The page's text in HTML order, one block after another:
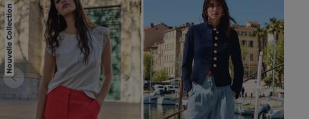
Nouvelle Collection
Previous Next